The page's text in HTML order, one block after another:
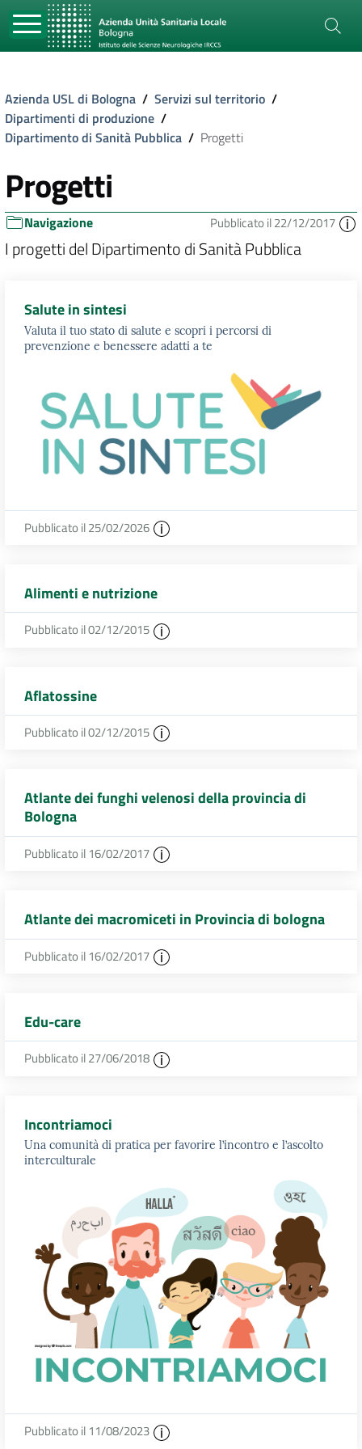
Azienda USL di Bologna / Servizi sul territorio /
Dipartimenti di produzione /
Dipartimento di Sanità Pubblica / Progetti
Progetti
Navigazione Pubblicato il 22/12/2017
I progetti del Dipartimento di Sanità Pubblica
Salute in sintesi
Valuta il tuo stato di salute e scopri i percorsi di
prevenzione e benessere adatti a te
Pubblicato il 25/02/2026
Alimenti e nutrizione
Pubblicato il 02/12/2015
Aflatossine
Pubblicato il 02/12/2015
Atlante dei funghi velenosi della provincia di
Bologna
Pubblicato il 16/02/2017
Atlante dei macromiceti in Provincia di bologna
Pubblicato il 16/02/2017
Edu-care
Pubblicato il 27/06/2018
Incontriamoci
Una comunità di pratica per favorire l’incontro e l’ascolto
interculturale
Pubblicato il 11/08/2023